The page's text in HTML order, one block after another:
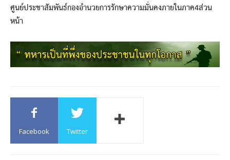
ศูนย์ประชาสัมพันธ์กองอำนวยการรักษาความมั่นคงภายในภาค4ส่วน
หน้า
Facebook Twitter